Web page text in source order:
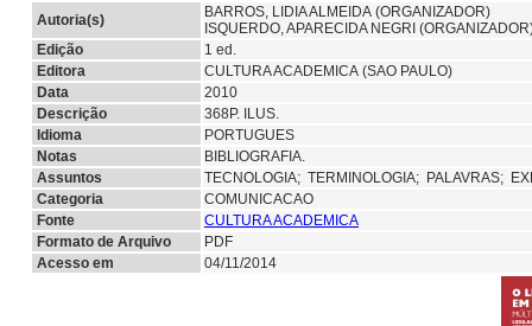
Autoria(s)
BARROS, LIDIA ALMEIDA (ORGANIZADOR)
ISQUERDO, APARECIDA NEGRI
Edição
1 ed.
Editora
CULTURA ACADEMICA (SAO PAULO)
Data
2010
Descrição
368P. ILUS.
Idioma
PORTUGUES
Notas
BIBLIOGRAFIA.
Assuntos
TECNOLOGIA; TERMINOLOGIA; PALAVRAS;
Categoria
COMUNICACAO
Fonte
CULTURA ACADEMICA
Formato de Arquivo
PDF
Acesso em
04/11/2014